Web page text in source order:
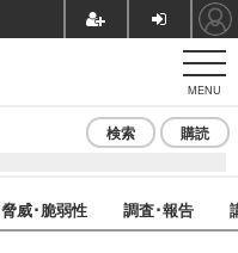
MENU
検索 購読
脅威･脆弱性 調査･報告